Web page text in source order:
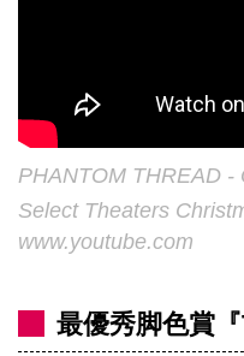
PHANTOM THREAD -
Select Theaters
www.youtube.com
最優秀脚色賞